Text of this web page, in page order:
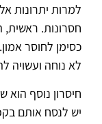
למרות יתרונות
חסרונות. ראשית,
כסימן לחוסר
לא נוחה ועשויה
חיסרון נוסף הוא
יש לנסח אותם